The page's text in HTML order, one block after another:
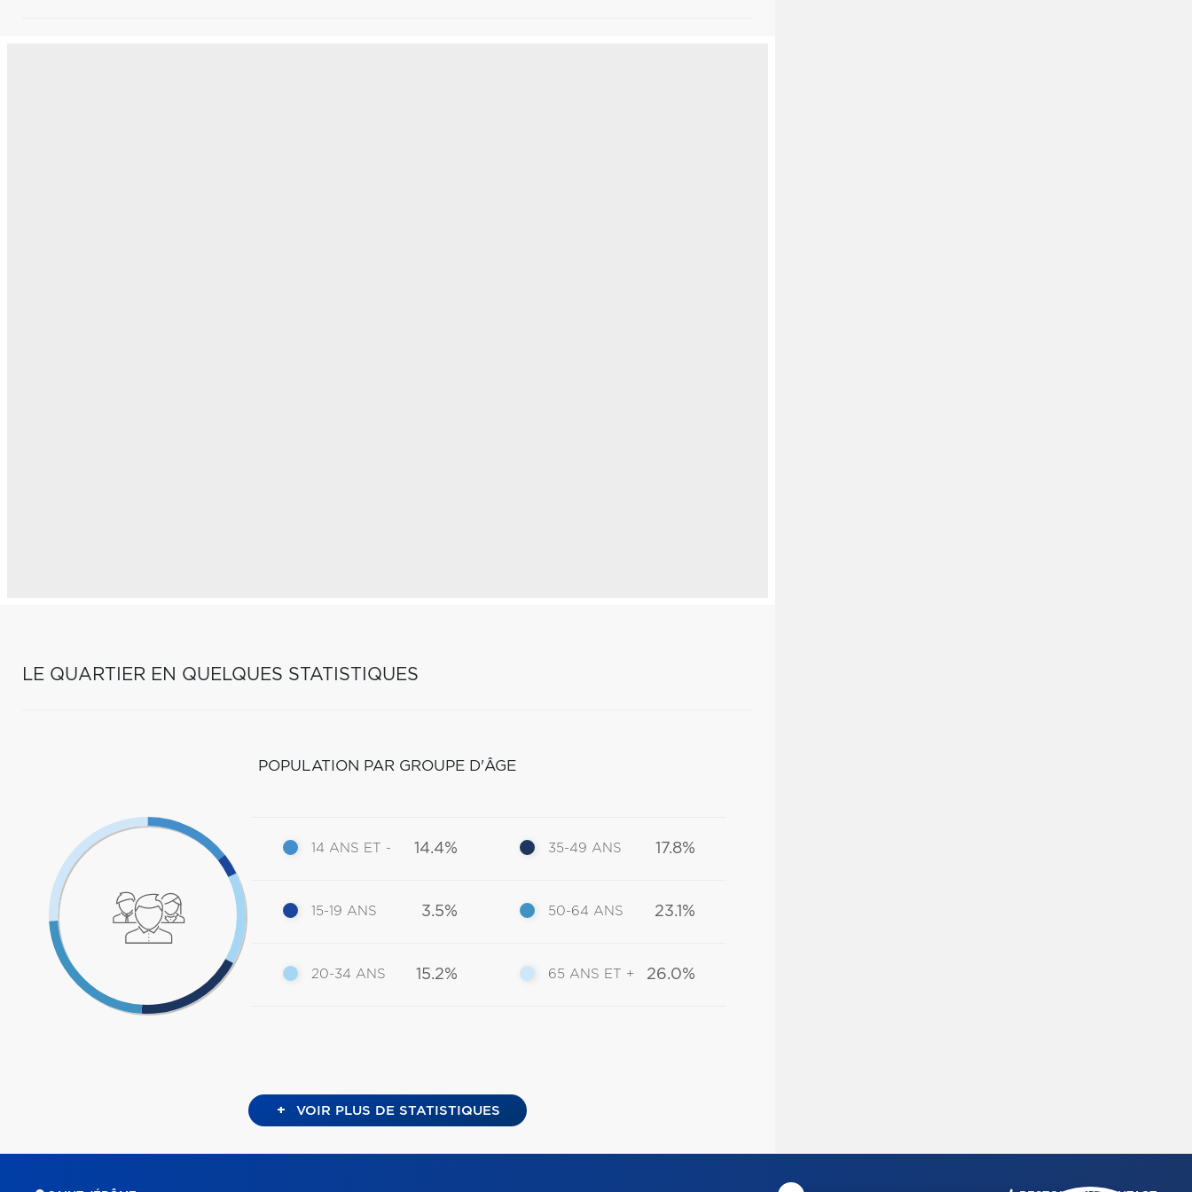
LE QUARTIER EN QUELQUES STATISTIQUES
POPULATION PAR GROUPE D'ÂGE
14 ANS ET - 14.4%
15-19 ANS 3.5%
20-34 ANS 15.2%
35-49 ANS 17.8%
50-64 ANS 23.1%
65 ANS ET + 26.0%
+ VOIR PLUS DE STATISTIQUES